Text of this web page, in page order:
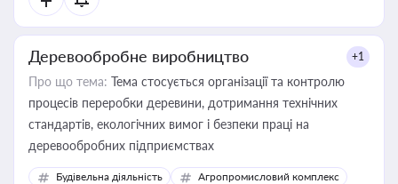
Деревообробне виробництво +1
Про що тема: Тема стосується організації та контролю
процесів переробки деревини, дотримання технічних
стандартів, екологічних вимог і безпеки праці на
деревообробних підприємствах
Будівельна діяльність Агропромисловий комплекс